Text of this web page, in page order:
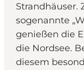
Strandhäuser.
sogenannte
genießen die
die Nordsee.
diesem